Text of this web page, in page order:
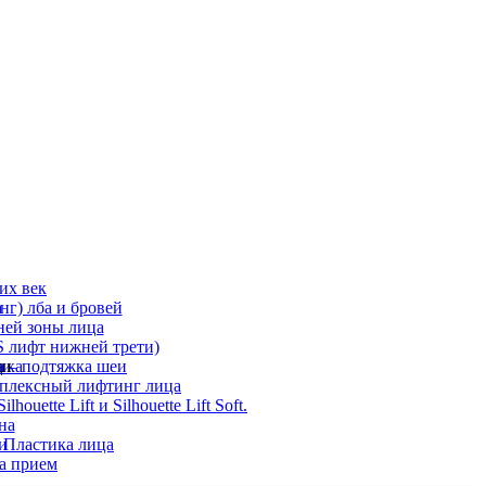
век
лба и бровей
зоны лица
лифт нижней трети)
– подтяжка шеи
лифтинг лица
Lift и Silhouette Lift Soft.
лица
прием